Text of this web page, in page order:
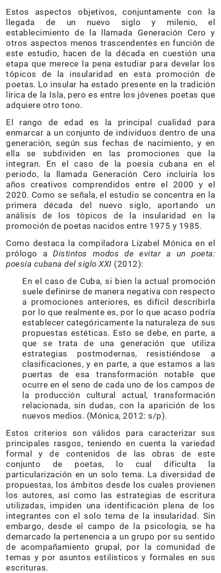
Estos aspectos objetivos, conjuntamente con la
llegada de un nuevo siglo y milenio, el
establecimiento de la llamada Generación Cero y
otros aspectos menos trascendentes en función de
este estudio, hacen de la década en cuestión una
etapa que merece la pena estudiar para develar los
tópicos de la insularidad en esta promoción de
poetas. Lo insular ha estado presente en la tradición
lírica de la Isla, pero es entre los jóvenes poetas que
adquiere otro tono.
El rango de edad es la principal cualidad para
enmarcar a un conjunto de individuos dentro de una
generación, según sus fechas de nacimiento, y en
ella se subdividen en las promociones que la
integran. En el caso de la poesía cubana en el
periodo, la llamada Generación Cero incluiría los
años creativos comprendidos entre el 2000 y el
2020. Como se señala, el estudio se concentra en la
primera década del nuevo siglo, aportando un
análisis de los tópicos de la insularidad en la
promoción de poetas nacidos entre 1975 y 1985.
Como destaca la compiladora Lizabel Mónica en el
prólogo aDistintos modos de evitar a un poeta:
poesía cubana del siglo XXI (2012):
En el caso de Cuba, si bien la actual promoción
suele definirse de manera negativa con respecto
a promociones anteriores, es difícil describirla
por lo que realmente es, por lo que acaso podría
establecer categóricamente la naturaleza de sus
propuestas estéticas. Esto se debe, en parte, a
que se trata de una generación que utiliza
estrategias postmodernas, resistiéndose a
clasificaciones, y en parte, a que estamos a las
puertas de esa transformación notable que
ocurre en el seno de cada uno de los campos de
la producción cultural actual, transformación
relacionada, sin dudas, con la aparición de los
nuevos medios. (Mónica, 2012: s/p).
Estos criterios son válidos para caracterizar sus
principales rasgos, teniendo en cuenta la variedad
formal y de contenidos de las obras de este
conjunto de poetas, lo cual dificulta la
particularización en un solo tema. La diversidad de
propuestas, los ámbitos desde los cuales provienen
los autores, así como las estrategias de escritura
utilizadas, impiden una identificación plena de los
integrantes con el solo tema de la insularidad. Sin
embargo, desde el campo de la psicología, se ha
demarcado la pertenencia a un grupo por su sentido
de acompañamiento grupal, por la comunidad de
temas y por asuntos estilísticos y formales en sus
escrituras.